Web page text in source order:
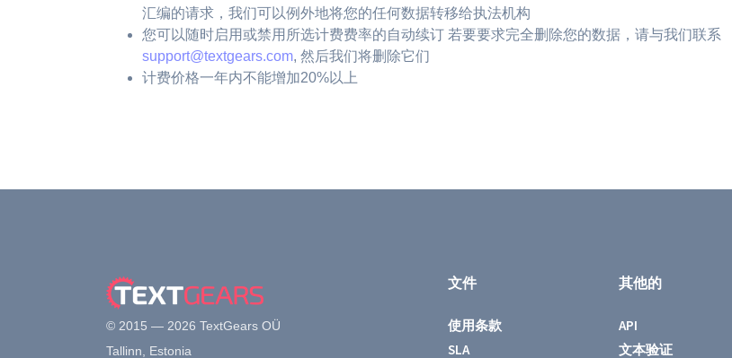
汇编的请求，我们可以例外地将您的任何数据转移给执法机构
您可以随时启用或禁用所选计费费率的自动续订 若要要求完全删除您的数据，请与我们联系
support@textgears.com, 然后我们将删除它们
计费价格一年内不能增加20%以上
© 2015 — 2026 TextGears OÜ
Tallinn, Estonia
文件
使用条款
SLA
其他的
API
文本验证